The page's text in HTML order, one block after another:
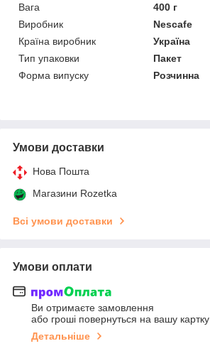
Вага
400 г
Виробник
Nescafe
Країна виробник
Україна
Тип упаковки
Пакет
Форма випуску
Розчинна
Умови доставки
Нова Пошта
Магазини Rozetka
Всі умови доставки
Умови оплати
Ви отримаєте замовлення
або гроші повернуться на вашу картку
Детальніше